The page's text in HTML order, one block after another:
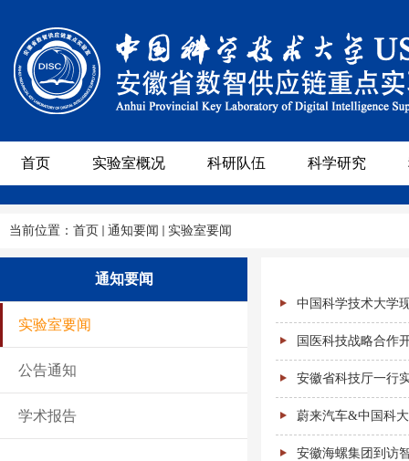
首页 实验室概况 科研队伍 科学研究
当前位置： 首页 通知要闻 实验室要闻
通知要闻
实验室要闻
公告通知
学术报告
中国科学技术大学
国医科技战略合作
安徽省科技厅一行
蔚来汽车&中国科
安徽海螺集团到访